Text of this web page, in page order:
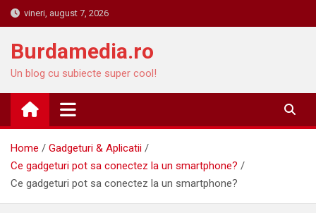
Skip
to
content
vineri, august 7, 2026
Burdamedia.ro
Un blog cu subiecte super cool!
Home
Gadgeturi & Aplicatii
Ce gadgeturi pot sa conectez la un smartphone?
Ce gadgeturi pot sa conectez la un smartphone?